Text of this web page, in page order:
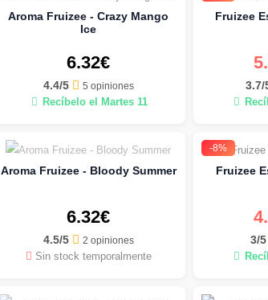
Aroma Fruizee - Crazy Mango
Ice
6.32€
4.4/5 5 opiniones
Recíbelo el Martes 11
Fruizee
3.7/
Aroma Fruizee - Bloody Summer
6.32€
4.5/5 2 opiniones
Sin stock temporalmente
-8%
Fruizee
3/5